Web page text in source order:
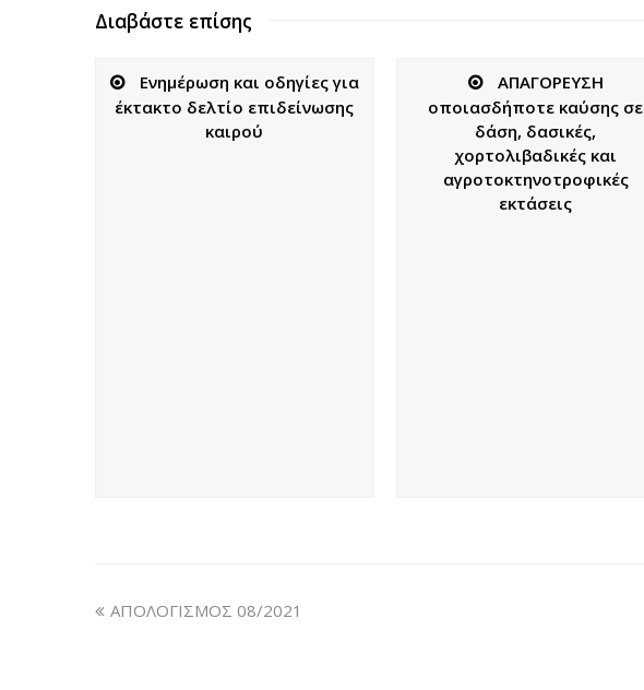
Διαβάστε επίσης
Ενημέρωση και οδηγίες για
έκτακτο δελτίο επιδείνωσης
καιρού
ΑΠΑΓΟΡΕΥΣΗ
οποιασδήποτε καύσης σε
δάση, δασικές,
χορτολιβαδικές και
αγροτοκτηνοτροφικές
εκτάσεις
ΑΠΟΛΟΓΙΣΜΟΣ 08/2021